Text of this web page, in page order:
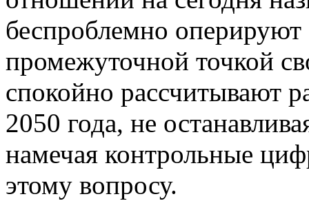
беспроблемно оперируют
промежуточной точкой
спокойно рассчитывают
2050 года, не
намечая контрольные
этому вопросу.